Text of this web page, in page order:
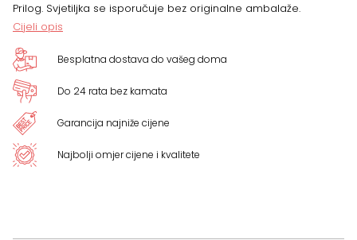
Prilog. Svjetiljka se isporučuje bez originalne ambalaže.
Cijeli opis
Besplatna dostava do vašeg doma
Do 24 rata bez kamata
Garancija najniže cijene
Najbolji omjer cijene i kvalitete